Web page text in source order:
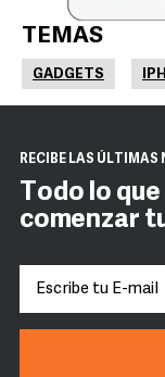
TEMAS
GADGETS
RECIBE LAS
Todo lo
comenzar